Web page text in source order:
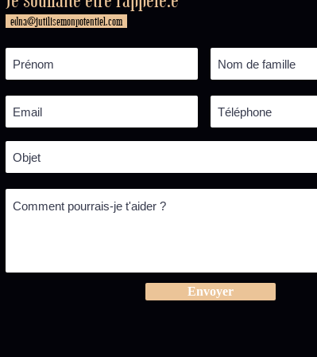
edna@jutilisemonpotentiel.com
Envoyer